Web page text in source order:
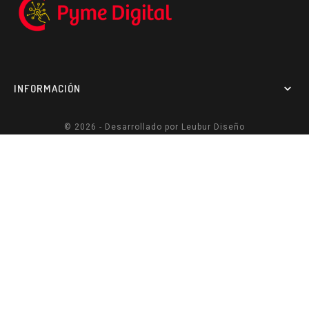
INFORMACIÓN 
© 2026 - Desarrollado por Leubur Diseño